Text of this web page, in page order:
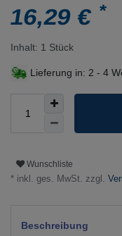
16,29 €*
Inhalt: 1 Stück
Lieferung in: 2 - 4
Wunschliste
* inkl. ges. MwSt. zzgl.
Beschreibung